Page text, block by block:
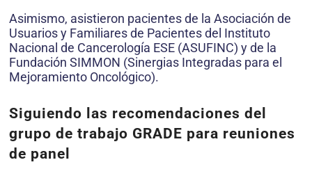
Asimismo, asistieron pacientes de la Asociación de
Usuarios y Familiares de Pacientes del Instituto
Nacional de Cancerología ESE (ASUFINC) y de la
Fundación SIMMON (Sinergias Integradas para el
Mejoramiento Oncológico).
Siguiendo las recomendaciones del
grupo de trabajo GRADE para reuniones
de panel